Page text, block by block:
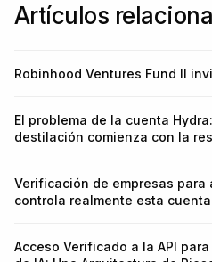
Artículos
Robinhood Ventures Fund II
El problema de la cuenta
destilación comienza con la
Verificación de empresas para
controla realmente esta
Acceso Verificado a la API